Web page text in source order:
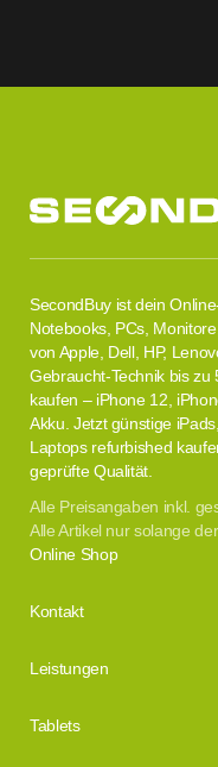
SecondBuy ist dein
Notebooks, PCs,
von Apple, Dell, HP,
Gebraucht-Technik bis zu
kaufen – iPhone 12,
Akku. Jetzt günstige
Laptops refurbished
geprüfte Qualität.
Alle Preisangaben inkl.
Alle Artikel nur solange
Online Shop
Kontakt
Leistungen
Tablets